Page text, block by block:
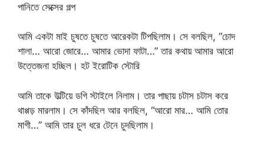
পানিতে সেক্সের গল্প
আমি একটা মাই চুষতে চুষতে আরেকটা টিপছিলাম। সে বলছিল, “চোদ
শালা… আরো জোরে… আমার ভোদা ফাটা…” তার কথায় আমার আরো
উত্তেজনা হচ্ছিল। হট ইরোটিক স্টোরি
আমি তাকে উল্টিয়ে ডগি স্টাইলে নিলাম। তার পাছায় চটাস চটাস করে
থাপ্পড় মারলাম। সে কাঁদছিল আর বলছিল, “আরো মার… আমি তোর
মাগী…” আমি তার চুল ধরে টেনে চুদছিলাম।